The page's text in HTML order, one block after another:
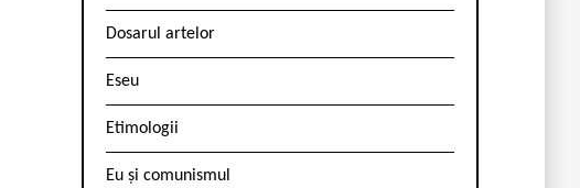
Dosarul artelor
Eseu
Etimologii
Eu și comunismul